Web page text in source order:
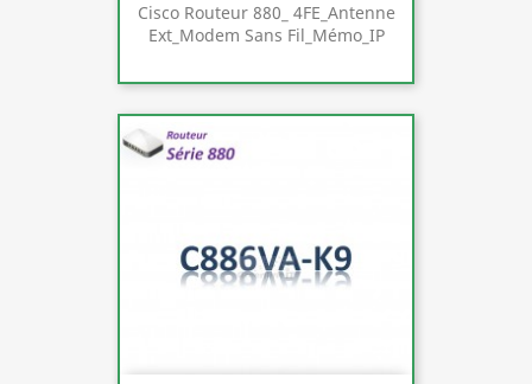
Cisco Routeur 880_ 4FE_Antenne
Ext_Modem Sans Fil_Mémo_IP